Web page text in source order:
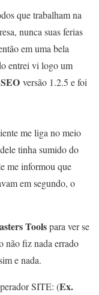
que trabalham na
nunca suas ferias
em uma bela
entrei vi logo um
versão 1.2.5 e foi
me liga no meio
tinha sumido do
me informou que
em segundo, o
Toolspara ver se
não fiz nada errado
e nada.
SITE: (Ex.